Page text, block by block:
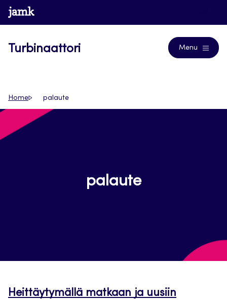
Siirry
suoraan
www.jamk.fi
Turbinaattori Menu
Home palaute
palaute
Heittäytymällä matkaan ja uusiin